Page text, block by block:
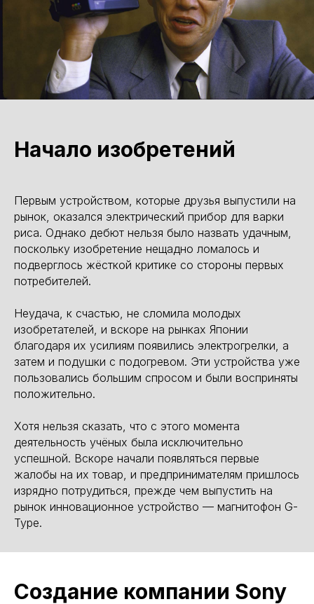
Начало изобретений
Первым устройством, которые друзья выпустили на
рынок, оказался электрический прибор для варки
риса. Однако дебют нельзя было назвать удачным,
поскольку изобретение нещадно ломалось и
подверглось жёсткой критике со стороны первых
потребителей.
Неудача, к счастью, не сломила молодых
изобретателей, и вскоре на рынках Японии
благодаря их усилиям появились электрогрелки, а
затем и подушки с подогревом. Эти устройства уже
пользовались большим спросом и были восприняты
положительно.
Хотя нельзя сказать, что с этого момента
деятельность учёных была исключительно
успешной. Вскоре начали появляться первые
жалобы на их товар, и предпринимателям пришлось
изрядно потрудиться, прежде чем выпустить на
рынок инновационное устройство — магнитофон G-
Type.
Создание компании Sony